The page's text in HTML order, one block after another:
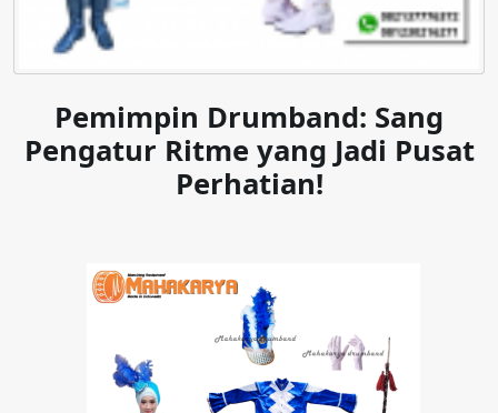
Pemimpin Drumband: Sang
Pengatur Ritme yang Jadi Pusat
Perhatian!